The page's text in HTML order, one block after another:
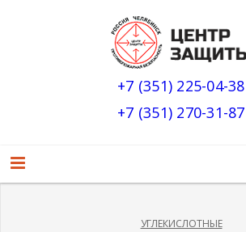
+7 (351) 225-04-38
+7 (351) 270-31-87
УГЛЕКИСЛОТНЫЕ